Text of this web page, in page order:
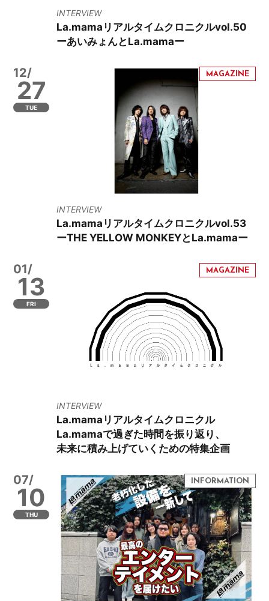
INTERVIEW
La.mamaリアルタイムクロニクルvol.50
ーあいみょんとLa.mamaー
12/
27
TUE
INTERVIEW
La.mamaリアルタイムクロニクルvol.53
ーTHE YELLOW MONKEYとLa.mamaー
01/
13
FRI
INTERVIEW
La.mamaリアルタイムクロニクル
La.mamaで過ぎた時間を振り返り、
未来に積み上げていくための特集企画
07/
10
THU